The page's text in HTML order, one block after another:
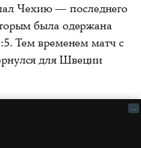
Чехию — последнего
была одержана
Тем временем матч с
для Швеции
...